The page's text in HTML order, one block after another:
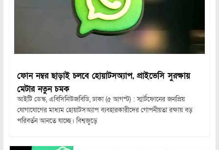
ফোন নম্বর ছাড়াই চলবে হোয়াটসঅ্যাপ, প্রাইভেসি সুরক্ষায়
মেটার নতুন চমক
আইটি ডেস্ক, এবিসিনিউজবিডি, ঢাকা (৫ আগস্ট) : স্মার্টফোনের জনপ্রিয়
যোগাযোগের মাধ্যম হোয়াটসঅ্যাপ ব্যবহারকারীদের গোপনীয়তা রক্ষায় বড়
পরিবর্তন আনতে যাচ্ছে। বিশ্বজুড়ে